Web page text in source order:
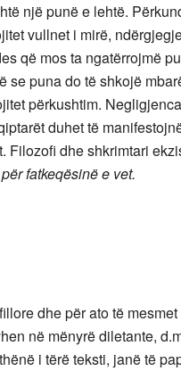
një punë e lehtë.
vullnet i mirë,
që mos ta ngatërrojmë
se puna do të shkojë
përkushtim.
duhet të
Filozofi dhe shkrimtari
fatkeqësinë e vet.
dhe për ato të
në mënyrë diletante,
i tërë teksti, janë të